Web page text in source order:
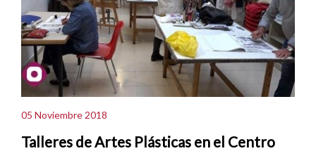
05 Noviembre 2018
Talleres de Artes Plásticas en el Centro